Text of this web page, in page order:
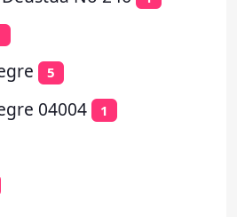
5
04004 1